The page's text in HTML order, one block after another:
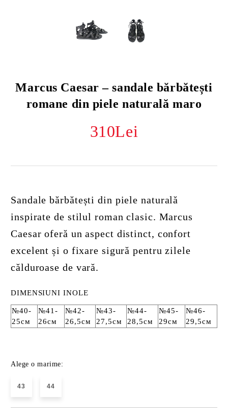
Marcus Caesar – sandale bărbătești
romane din piele naturală maro
310Lei
Sandale bărbătești din piele naturală
inspirate de stilul roman clasic. Marcus
Caesar oferă un aspect distinct, confort
excelent și o fixare sigură pentru zilele
călduroase de vară.
DIMENSIUNI INOLE
№40-
25см
№41-
26см
№42-
26,5см
№43-
27,5см
№44-
28,5см
№45-
29см
№46-
29,5см
Alege o marime:
43 44